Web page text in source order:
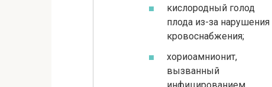
кислородный голод
плода из-за нарушения
кровоснабжения;
хориоамнионит,
вызванный